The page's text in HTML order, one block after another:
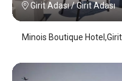
Girit Adası/Girit Adası
Minois Boutique